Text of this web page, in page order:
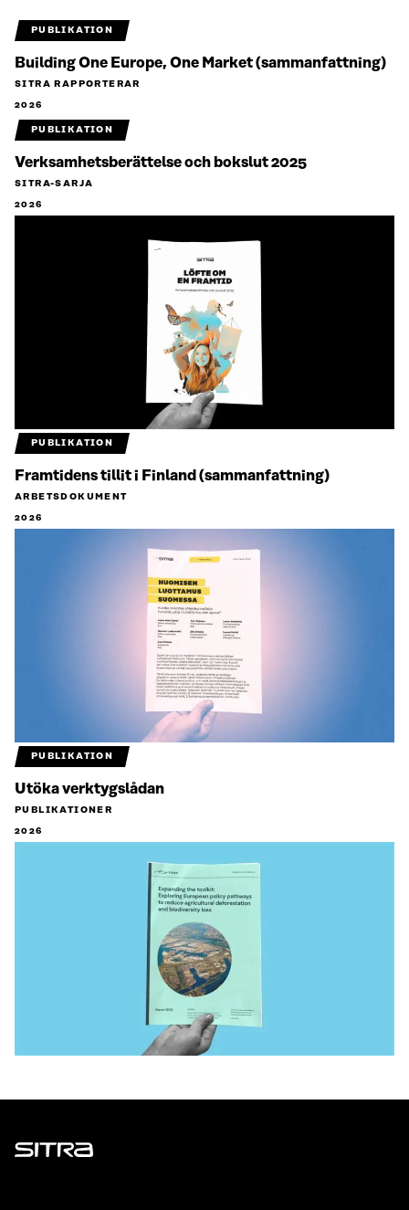
PUBLIKATION
Building One Europe, One Market (sammanfattning)
SITRA RAPPORTERAR
2026
PUBLIKATION
Verksamhetsberättelse och bokslut 2025
SITRA-SARJA
2026
PUBLIKATION
Framtidens tillit i Finland (sammanfattning)
ARBETSDOKUMENT
2026
PUBLIKATION
Utöka verktygslådan
PUBLIKATIONER
2026
Sitra